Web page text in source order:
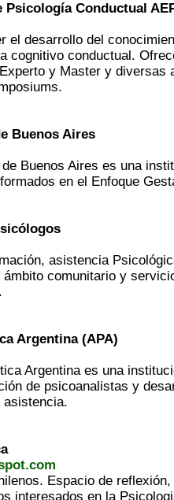
Psicología Conductual
el desarrollo del
cognitivo conductual.
y Master y diversas
Buenos Aires
Buenos Aires es una
en el Enfoque
asistencia
comunitario y
Argentina (APA)
Argentina es una
de psicoanalistas y
Espacio de
interesados en la